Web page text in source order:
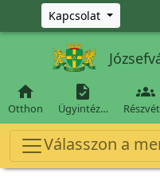
Ugrás a fő tartalomra
Kapcsolat

Otthon

Ügyintéz…

Válasszon a